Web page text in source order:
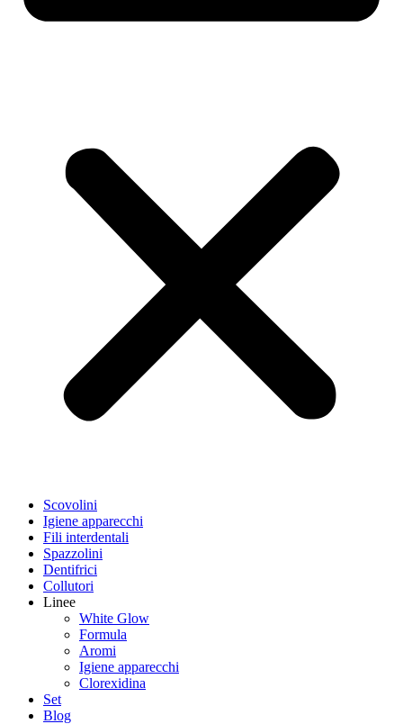
Scovolini
Igiene apparecchi
Fili interdentali
Spazzolini
Dentifrici
Collutori
Linee
White Glow
Formula
Aromi
Igiene apparecchi
Clorexidina
Set
Blog